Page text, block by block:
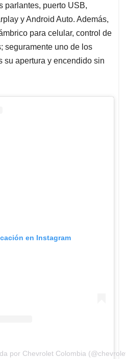
parlantes, puerto USB,
y Android Auto. Además,
para celular, control de
seguramente uno de los
su apertura y encendido sin
en Instagram
por Chevrolet Colombia